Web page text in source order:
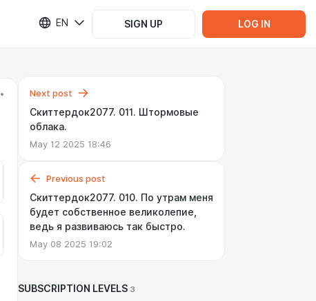
EN SIGN UP LOG IN
Next post
Скиттердок2077. 011. Штормовые
облака.
May 12 2025 18:46
Previous post
Скиттердок2077. 010. По утрам меня
будет собственное великолепие,
ведь я развиваюсь так быстро.
May 08 2025 19:02
SUBSCRIPTION LEVELS 3